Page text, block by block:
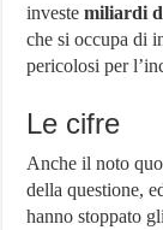
investe miliardi
che si occupa di
pericolosi per
Le cifre
Anche il noto
della questione,
hanno stoppato